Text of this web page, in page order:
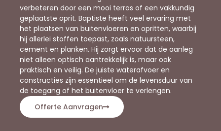
verbeteren door een mooi terras of een vakkundig
geplaatste oprit. Baptiste heeft veel ervaring met
het plaatsen van buitenvloeren en opritten, waarbij
hij allerlei stoffen toepast, zoals natuursteen,
cement en planken. Hij zorgt ervoor dat de aanleg
niet alleen optisch aantrekkelijk is, maar ook
praktisch en veilig. De juiste waterafvoer en
constructies zijn essentieel om de levensduur van
de toegang of het buitenvloer te verlengen.
Offerte Aanvragen